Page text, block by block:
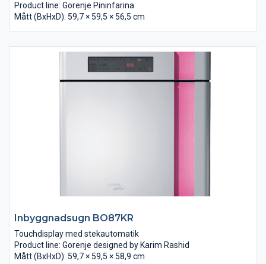
Product line: Gorenje Pininfarina
Mått (BxHxD): 59,7 × 59,5 × 56,5 cm
Inbyggnadsugn BO87KR
Touchdisplay med stekautomatik
Product line: Gorenje designed by Karim Rashid
Mått (BxHxD): 59,7 × 59,5 × 58,9 cm